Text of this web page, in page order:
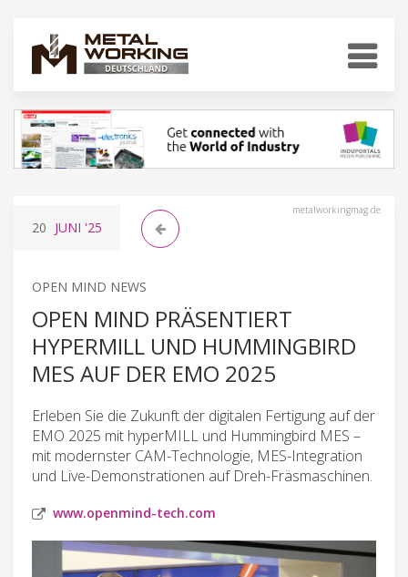
metalworkingmag.de
20 JUNI '25
OPEN MIND NEWS
OPEN MIND PRÄSENTIERT
HYPERMILL UND HUMMINGBIRD
MES AUF DER EMO 2025
Erleben Sie die Zukunft der digitalen Fertigung auf der
EMO 2025 mit hyperMILL und Hummingbird MES –
mit modernster CAM-Technologie, MES-Integration
und Live-Demonstrationen auf Dreh-Fräsmaschinen.
www.openmind-tech.com